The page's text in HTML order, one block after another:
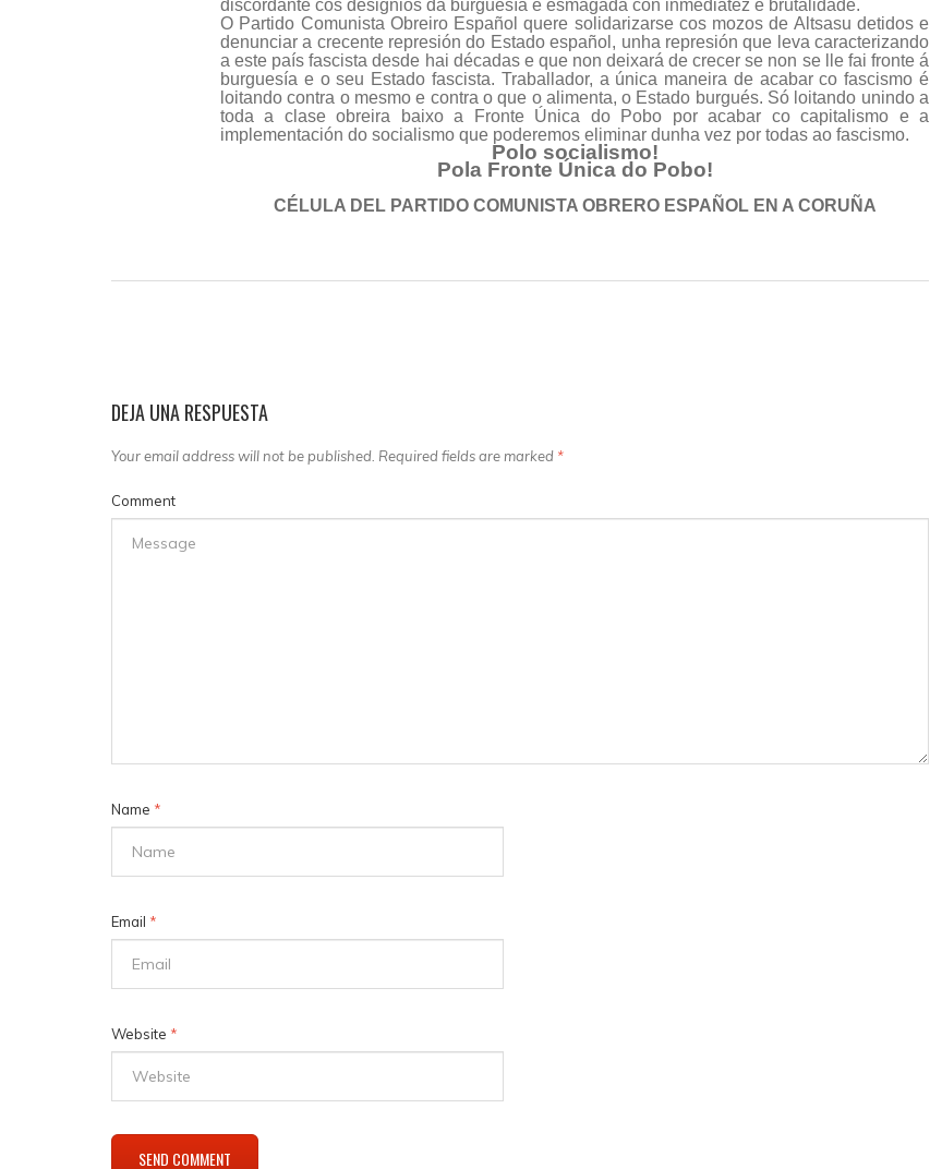
discordante cos designios da burguesía é esmagada con inmediatez e brutalidade.
O Partido Comunista Obreiro Español quere solidarizarse cos mozos de Altsasu detidos e
denunciar a crecente represión do Estado español, unha represión que leva caracterizando
a este país fascista desde hai décadas e que non deixará de crecer se non se lle fai fronte á
burguesía e o seu Estado fascista. Traballador, a única maneira de acabar co fascismo é
loitando contra o mesmo e contra o que o alimenta, o Estado burgués. Só loitando unindo a
toda a clase obreira baixo a Fronte Única do Pobo por acabar co capitalismo e a
implementación do socialismo que poderemos eliminar dunha vez por todas ao fascismo.
Polo socialismo!
Pola Fronte Única do Pobo!
CÉLULA DEL PARTIDO COMUNISTA OBRERO ESPAÑOL EN A CORUÑA
DEJA UNA RESPUESTA
Your email address will not be published. Required fields are marked *
Comment
Name *
Email *
Website *